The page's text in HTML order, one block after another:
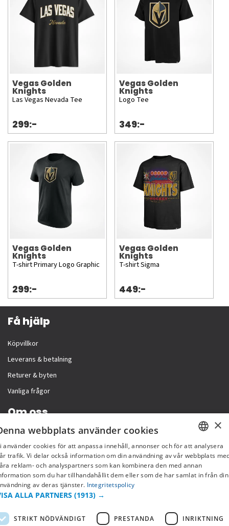
Vegas Golden
Knights
Las Vegas Nevada Tee
299:-
Vegas Golden
Knights
Logo Tee
349:-
Vegas Golden
Knights
T-shirt Primary Logo Graphic
299:-
Vegas Golden
Knights
T-shirt Sigma
449:-
Få hjälp
Köpvillkor
Leverans & betalning
Returer & byten
Vanliga frågor
Om oss
Företagsinformation
SWEDISH
FI
×
webbplats använder cookies
använder cookies för att anpassa innehåll, annonser och för att analysera
trafik. Vi delar också information om din användning av vår webbplats
reklam- och analyspartners som kan kombinera den med annan
som du har tillhandahållit dem eller som de har samlat in från din
av deras tjänster. Integritetspolicy
ALLA PARTNERS (1913) →
STRIKT NÖDVÄNDIGT PRESTANDA INRIKTNING